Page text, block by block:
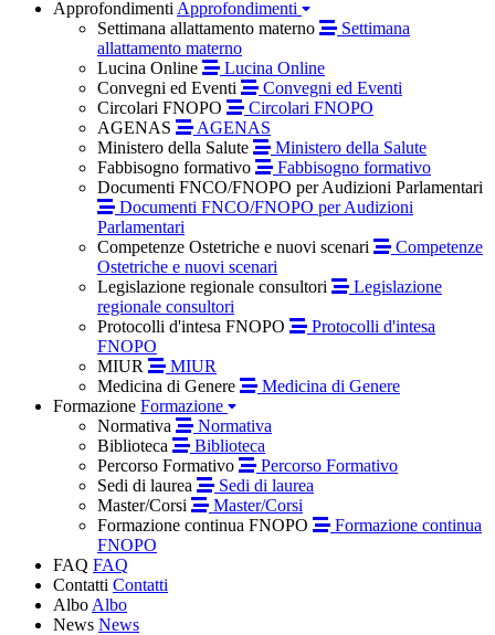
Approfondimenti Approfondimenti
Settimana allattamento materno
Settimana
allattamento materno
Lucina Online
Lucina Online
Convegni ed Eventi
Convegni ed Eventi
Circolari FNOPO
Circolari FNOPO
AGENAS
AGENAS
Ministero della Salute
Ministero della Salute
Fabbisogno formativo
Fabbisogno formativo
Documenti FNCO/FNOPO per Audizioni Parlamentari
Documenti FNCO/FNOPO per Audizioni
Parlamentari
Competenze Ostetriche e nuovi scenari
Competenze
Ostetriche e nuovi scenari
Legislazione regionale consultori
Legislazione
regionale consultori
Protocolli d'intesa FNOPO
Protocolli d'intesa
FNOPO
MIUR
MIUR
Medicina di Genere
Medicina di Genere
Formazione Formazione
Normativa
Normativa
Biblioteca
Biblioteca
Percorso Formativo
Percorso Formativo
Sedi di laurea
Sedi di laurea
Master/Corsi
Master/Corsi
Formazione continua FNOPO
Formazione continua
FNOPO
FAQ FAQ
Contatti Contatti
Albo Albo
News News